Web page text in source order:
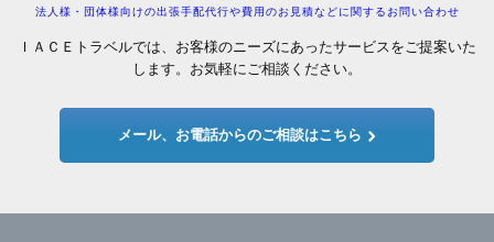
法人様・団体様向けの出張手配代行や費用のお見積などに関するお問い合わせ
ＩＡＣＥトラベルでは、お客様のニーズにあったサービスをご提案いた
します。お気軽にご相談ください。
メール、お電話からのご相談はこちら